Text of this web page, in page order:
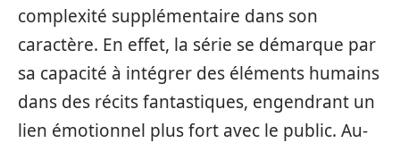
complexité supplémentaire dans son
caractère. En effet, la série se démarque par
sa capacité à intégrer des éléments humains
dans des récits fantastiques, engendrant un
lien émotionnel plus fort avec le public. Au-